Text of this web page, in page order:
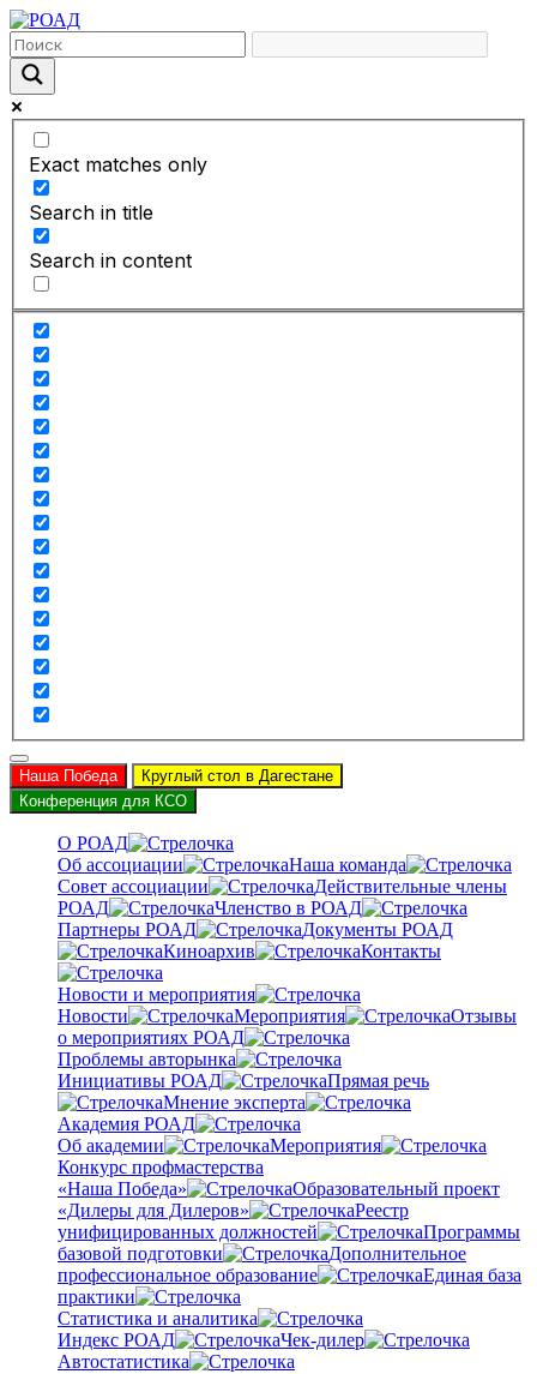
Exact matches only
Search in title
Search in content
Наша Победа
Круглый стол в Дагестане
Конференция для КСО
О РОАД
Об ассоциации
Наша команда
Совет ассоциации
Действительные члены
РОАД
Членство в РОАД
Партнеры РОАД
Документы РОАД
Киноархив
Контакты
Новости и мероприятия
Новости
Мероприятия
Отзывы
о мероприятиях РОАД
Проблемы авторынка
Инициативы РОАД
Прямая речь
Мнение эксперта
Академия РОАД
Об академии
Мероприятия
Конкурс профмастерства
«Наша Победа»
Образовательный проект
«Дилеры для Дилеров»
Реестр
унифицированных должностей
Программы
базовой подготовки
Дополнительное
профессиональное образование
Единая база
практики
Статистика и аналитика
Индекс РОАД
Чек-дилер
Автостатистика